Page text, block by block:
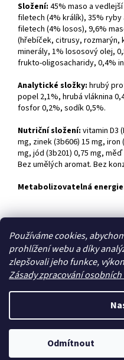
Používáme cookies,
prohlížení webu a díky
zlepšovali jeho funkce,
Zásady zpracování
Odmítnout
Složení: 45% maso a
filetech (4% králík), 35%
filetech (4% losos), 9,6%
(hřebíček, citrusy, rozmarýn,
minerály, 1% lososový olej,
frukto-oligosacharidy, 0,4%
Analytické složky: hrubý
popel 2,1%, hrubá vláknina
fosfor 0,2%, sodík 0,5%.
Nutriční složení: vitamin D3
mg, zinek (3b606) 15 mg, iron
mg, jód (3b201) 0,75 mg, měď
Bez umělých aromat. Bez
Metabolizovatelná
Zboží.cz
Copyright 2026